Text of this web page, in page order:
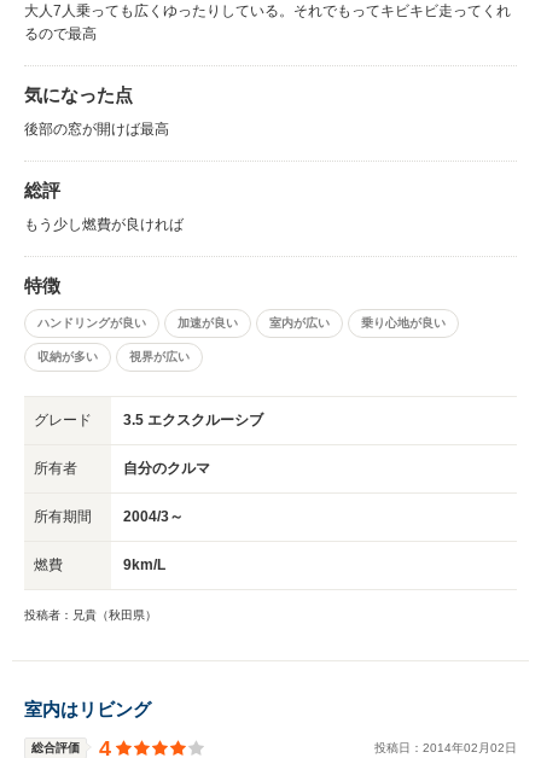
大人7人乗っても広くゆったりしている。それでもってキビキビ走ってくれ
るので最高
気になった点
後部の窓が開けば最高
総評
もう少し燃費が良ければ
特徴
ハンドリングが良い 加速が良い 室内が広い 乗り心地が良い
収納が多い 視界が広い
グレード 3.5 エクスクルーシブ
所有者 自分のクルマ
所有期間 2004/3～
燃費 9km/L
投稿者：兄貴（秋田県）
室内はリビング
総合評価 4 投稿日： 2014年02 月02日